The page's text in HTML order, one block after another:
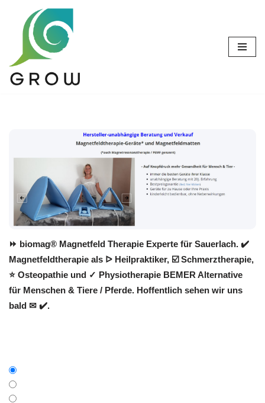
Zum
springen
⏩ biomag® Magnetfeld Therapie Experte für Sauerlach. ✔️
Magnetfeldtherapie als ᐅ Heilpraktiker, ☑️ Schmerztherapie,
⭐ Osteopathie und ✓ Physiotherapie BEMER Alternative
für Menschen & Tiere / Pferde. Hoffentlich sehen wir uns
bald ✉ ✔️.